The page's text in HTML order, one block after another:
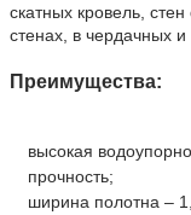
скатных кровель,
стенах, в чердачных
Преимущества:
высокая
прочность;
ширина полотна –